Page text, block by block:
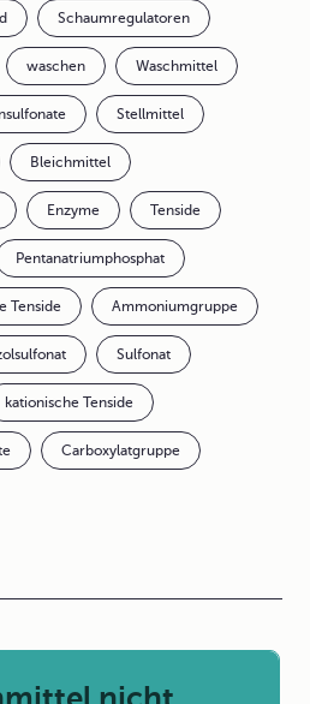
Schaumregulatoren
waschen Waschmittel
Stellmittel
Bleichmittel
Enzyme Tenside
Pentanatriumphosphat
Tenside Ammoniumgruppe
Sulfonat
kationische Tenside
Carboxylatgruppe